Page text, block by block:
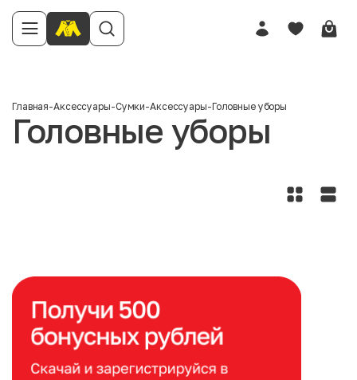
Главная-Аксессуары-Сумки-Аксессуары-Головные уборы
Головные уборы